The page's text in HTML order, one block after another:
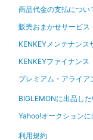
商品代金の支払につい
販売おまかせサービス
KENKEYメンテナンス
KENKEYファイナンス
プレミアム・アライア
BIGLEMONに出品し
Yahoo!オークション
利用規約